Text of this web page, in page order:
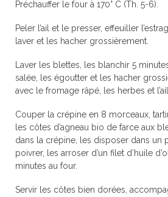
Préchauffer le four à 170° C (Th. 5-6).
Peler l’ail et le presser, effeuiller
laver et les hacher grossièrement.
Laver les blettes, les blanchir 5
salée, les égoutter et les hacher
avec le fromage râpé, les herbes et l’ail.
Couper la crépine en 8 morceaux,
les côtes d’agneau bio de farce aux
dans la crépine, les disposer dans un
poivrer, les arroser d’un filet d’huile
minutes au four.
Servir les côtes bien dorées,